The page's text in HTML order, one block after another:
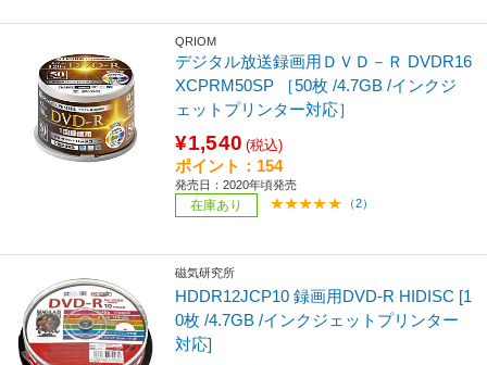
QRIOM
デジタル放送録画用ＤＶＤ－Ｒ DVDR16
XCPRM50SP ［50枚 /4.7GB /インクジ
ェットプリンター対応］
¥1,540 (税込)
ポイント：154
発売日：2020年頃発売
在庫あり （2）
磁気研究所
HDDR12JCP10 録画用DVD-R HIDISC [1
0枚 /4.7GB /インクジェットプリンター
対応]